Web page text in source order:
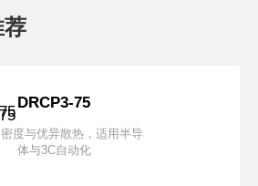
荐
DRCP3-75
度与优异散热，适用半导
体与3C自动化